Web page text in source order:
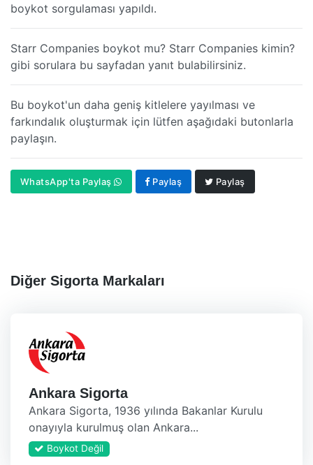
boykot sorgulaması yapıldı.
Starr Companies boykot mu? Starr Companies kimin?
gibi sorulara bu sayfadan yanıt bulabilirsiniz.
Bu boykot'un daha geniş kitlelere yayılması ve
farkındalık oluşturmak için lütfen aşağıdaki butonlarla
paylaşın.
WhatsApp'ta Paylaş Paylaş Paylaş
Diğer Sigorta Markaları
Ankara Sigorta
Ankara Sigorta, 1936 yılında Bakanlar Kurulu
onayıyla kurulmuş olan Ankara...
Boykot Değil